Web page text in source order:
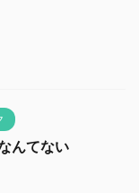
んてない